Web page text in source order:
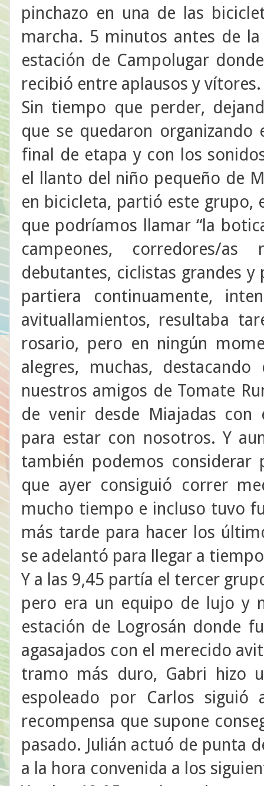
pinchazo en una de las
marcha. 5 minutos antes de
estación de Campolugar
recibió entre aplausos y vítores.
Sin tiempo que perder,
que se quedaron
final de etapa y con los
el llanto del niño pequeño de
en bicicleta, partió este grupo,
que podríamos llamar “la
campeones, corredores/as
debutantes, ciclistas grandes y
partiera continuamente,
avituallamientos, resultaba
rosario, pero en ningún
alegres, muchas,
nuestros amigos de Tomate
de venir desde Miajadas con
para estar con nosotros. Y
también podemos considerar
que ayer consiguió correr
mucho tiempo e incluso tuvo
más tarde para hacer los
se adelantó para llegar a
Y a las 9,45 partía el tercer
pero era un equipo de lujo y
estación de Logrosán donde
agasajados con el merecido
tramo más duro, Gabri hizo
espoleado por Carlos
recompensa que supone
pasado. Julián actuó de punta
a la hora convenida a los